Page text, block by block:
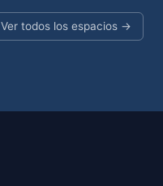
Ver todos los espacios →